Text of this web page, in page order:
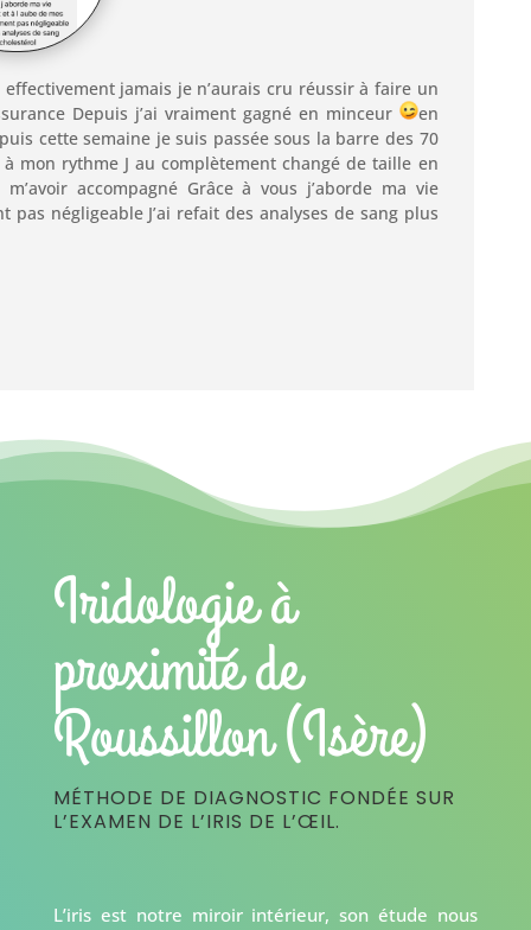
jamais je n’aurais cru réussir à faire un
Depuis j’ai vraiment gagné en minceur
en
cette semaine je suis passée sous la barre des 70
mon rythme J au complètement changé de taille en
accompagné Grâce à vous j’aborde ma vie
négligeable J’ai refait des analyses de sang plus
Iridologie à
proximité de
Roussillon (Isère)
MÉTHODE DE DIAGNOSTIC FONDÉE SUR
L’EXAMEN DE L’IRIS DE L’ŒIL.
L’iris est notre miroir intérieur, son étude nous